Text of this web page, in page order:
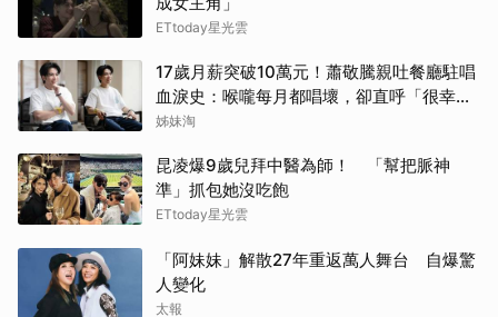
ETtoday星光雲
17歲月薪突破10萬元！蕭敬騰親吐餐廳駐唱
血淚史：喉嚨每月都唱壞，卻直呼「很幸
福」
姊妹淘
昆凌爆9歲兒拜中醫為師！ 「幫把脈神
準」抓包她沒吃飽
ETtoday星光雲
「阿妹妹」解散27年重返萬人舞台 自爆驚
人變化
太報